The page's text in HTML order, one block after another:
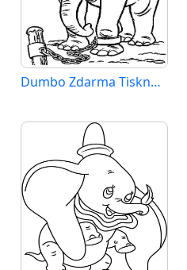
Dumbo Zdarma Tisknutelný